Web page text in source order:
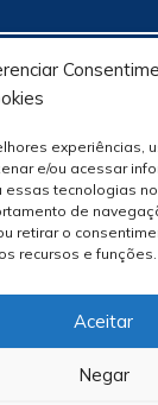
experiências,
e/ou acessar
essas tecnologias
de
retirar o
recursos e funções.
Aceitar
Negar